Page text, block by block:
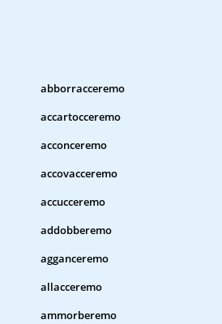
abborracceremo
accartocceremo
acconceremo
accovacceremo
accucceremo
addobberemo
agganceremo
allacceremo
ammorberemo